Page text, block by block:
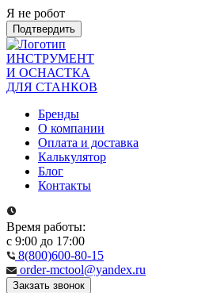
Я не робот
Подтвердить
ИНСТРУМЕНТ
И ОСНАСТКА
ДЛЯ СТАНКОВ
Бренды
О компании
Оплата и доставка
Калькулятор
Блог
Контакты
Время работы:
с 9:00 до 17:00
8(800)600-80-15
order-mctool@yandex.ru
Закзать звонок